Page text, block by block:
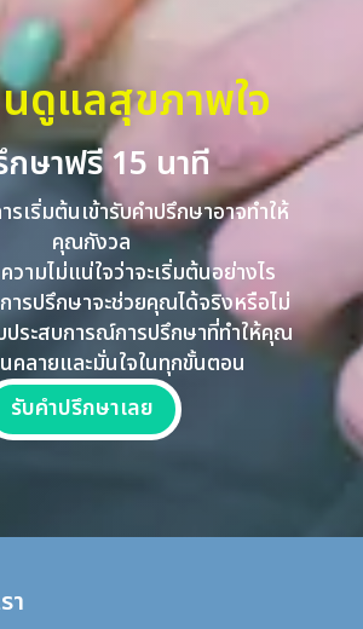
ดูแลสุขภาพใจ
ษาฟรี 15 นาที
ารเริ่มต้นเข้ารับคำปรึกษาอาจทำให้
คุณกังวล
วามไม่แน่ใจว่าจะเริ่มต้นอย่างไร
ารปรึกษาจะช่วยคุณได้จริงหรือไม่
ประสบการณ์การปรึกษาที่ทำให้คุณ
คลายและมั่นใจในทุกขั้นตอน
รับคำปรึกษาเลย
า